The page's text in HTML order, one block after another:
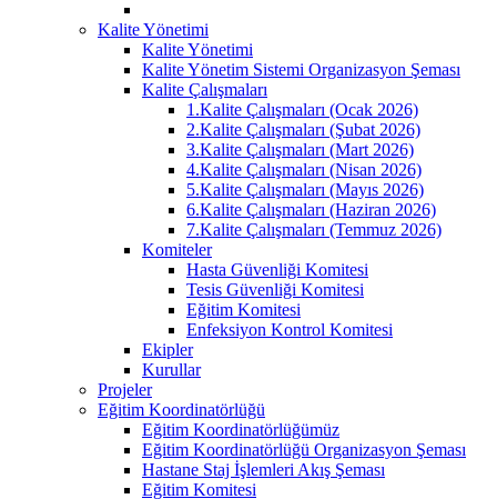
Kalite Yönetimi
Kalite Yönetimi
Kalite Yönetim Sistemi Organizasyon Şeması
Kalite Çalışmaları
1.Kalite Çalışmaları (Ocak 2026)
2.Kalite Çalışmaları (Şubat 2026)
3.Kalite Çalışmaları (Mart 2026)
4.Kalite Çalışmaları (Nisan 2026)
5.Kalite Çalışmaları (Mayıs 2026)
6.Kalite Çalışmaları (Haziran 2026)
7.Kalite Çalışmaları (Temmuz 2026)
Komiteler
Hasta Güvenliği Komitesi
Tesis Güvenliği Komitesi
Eğitim Komitesi
Enfeksiyon Kontrol Komitesi
Ekipler
Kurullar
Projeler
Eğitim Koordinatörlüğü
Eğitim Koordinatörlüğümüz
Eğitim Koordinatörlüğü Organizasyon Şeması
Hastane Staj İşlemleri Akış Şeması
Eğitim Komitesi